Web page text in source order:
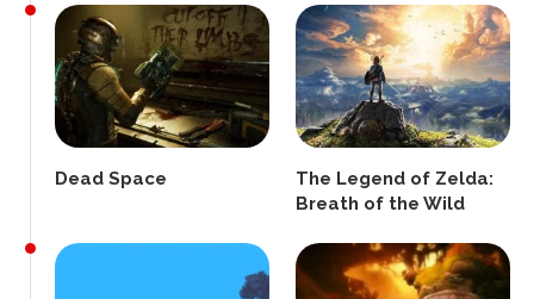
Dead Space
The Legend of Zelda:
Breath of the Wild